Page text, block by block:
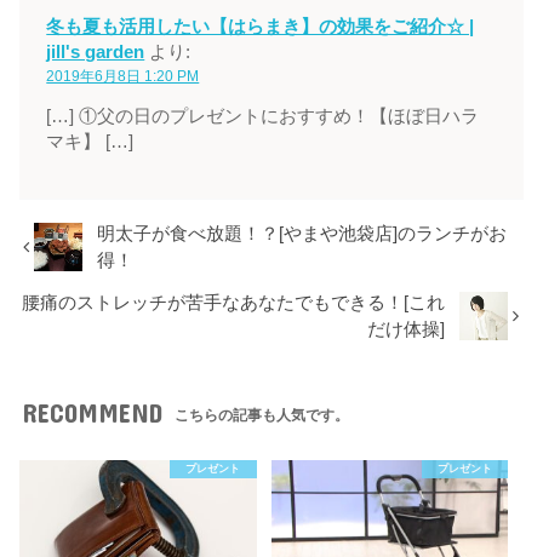
冬も夏も活用したい【はらまき】の効果をご紹介☆ |
jill's garden より:
2019年6月8日 1:20 PM
[…] ①父の日のプレゼントにおすすめ！【ほぼ日ハラ
マキ】 […]
明太子が食べ放題！？[やまや池袋店]のランチがお
得！
腰痛のストレッチが苦手なあなたでもできる！[これ
だけ体操]
RECOMMEND こちらの記事も人気です。
プレゼント プレゼント